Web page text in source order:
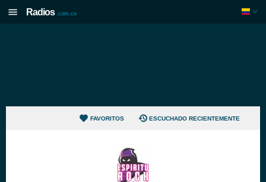
Radios .com.co
FAVORITOS ESCUCHADO RECIENTEMENTE